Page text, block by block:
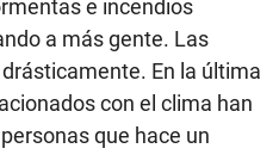
e incendios
a más gente. Las
En la última
con el clima han
que hace un